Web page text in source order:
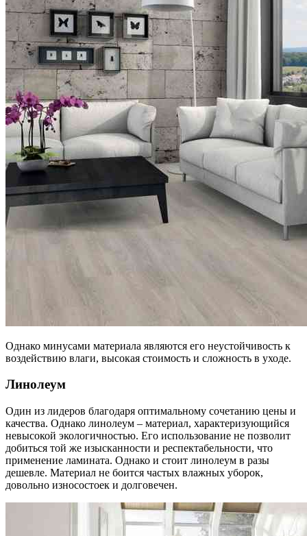
Однако минусами материала являются его неустойчивость к
воздействию влаги, высокая стоимость и сложность в уходе.
Линолеум
Один из лидеров благодаря оптимальному сочетанию цены и
качества. Однако линолеум – материал, характеризующийся
невысокой экологичностью. Его использование не позволит
добиться той же изысканности и респектабельности, что
применение ламината. Однако и стоит линолеум в разы
дешевле. Материал не боится частых влажных уборок,
довольно износостоек и долговечен.